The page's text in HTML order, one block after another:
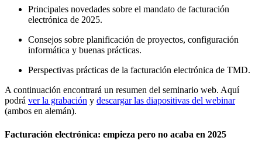
Principales novedades sobre el mandato de facturación
electrónica de 2025.
Consejos sobre planificación de proyectos, configuración
informática y buenas prácticas.
Perspectivas prácticas de la facturación electrónica de TMD.
A continuación encontrará un resumen del seminario web. Aquí
podrá ver la grabación y descargar las diapositivas del webinar
(ambos en alemán).
Facturación electrónica: empieza pero no acaba en 2025